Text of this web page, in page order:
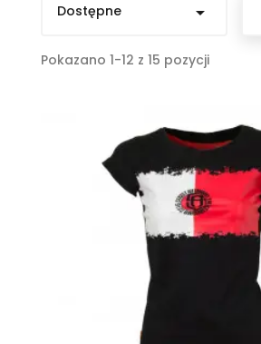
Dostępne 
Pokazano 1-12 z 15 pozycji